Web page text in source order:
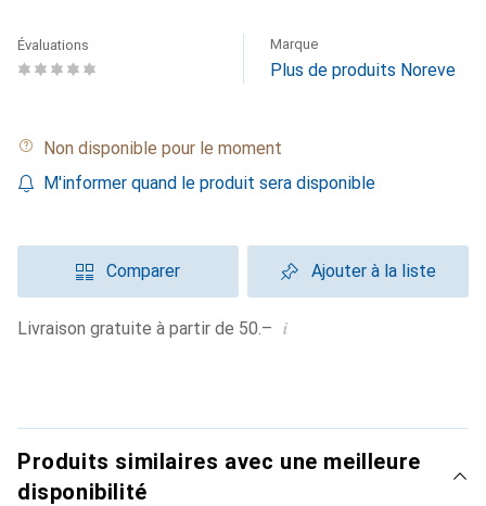
Évaluations Marque
Plus de produits Noreve
Non disponible pour le moment
M'informer quand le produit sera disponible
Comparer Ajouter à la liste
Livraison gratuite à partir de 50.– i
Produits similaires avec une meilleure
disponibilité